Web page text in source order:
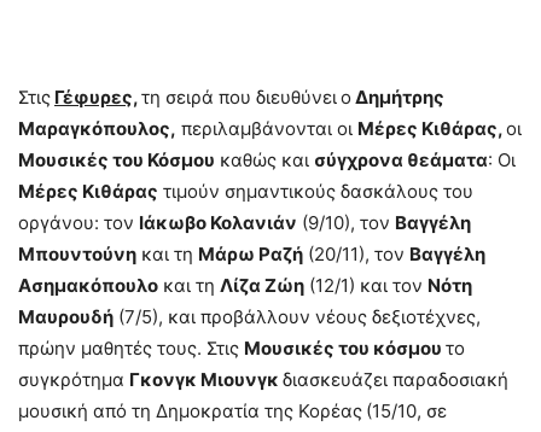
Στις Γέφυρες,τη σειρά που διευθύνειο Δημήτρης
Μαραγκόπουλος, περιλαμβάνονται οι Μέρες Κιθάρας,οι
Μουσικές του Κόσμου καθώς και σύγχρονα θεάματα: Οι
Μέρες Κιθάρας τιμούν σημαντικούς δασκάλους του
οργάνου: τον Ιάκωβο Κολανιάν (9/10), τον Βαγγέλη
Μπουντούνη και τη Μάρω Ραζή (20/11), τον Βαγγέλη
Ασημακόπουλο και τη Λίζα Ζώη (12/1) και τον Νότη
Μαυρουδή (7/5), και προβάλλουν νέους δεξιοτέχνες,
πρώην μαθητές τους. Στις Μουσικές του κόσμου το
συγκρότημα Γκονγκ Μιουνγκ διασκευάζει παραδοσιακή
μουσική από τη Δημοκρατία της Κορέας (15/10, σε